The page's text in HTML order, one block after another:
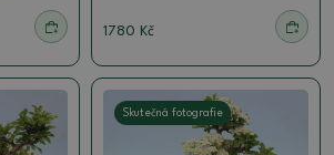
1780 Kč
Skutečná fotografie